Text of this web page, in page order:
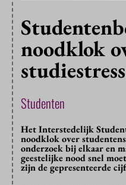
noodklok
studiestress
Studenten
Het Interstedelijk
noodklok over
onderzoek bij elkaar en
geestelijke nood snel
zijn de gepresenteerde